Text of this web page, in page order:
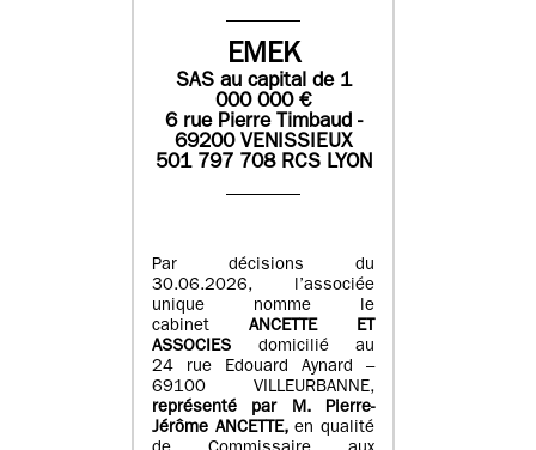
EMEK
SASau capital de 1
000 000€
6 rue Pierre Timbaud -
69200 VENISSIEUX
501 797 708 RCS LYON
Par décisions du
30.06.2026, l’associée
unique nomme le
cabinet ANCETTE ET
ASSOCIES
domicilié au
24 rue Edouard Aynard –
69100 VILLEURBANNE,
représenté par M.Pierre-
Jérôme ANCETTE, en qualité